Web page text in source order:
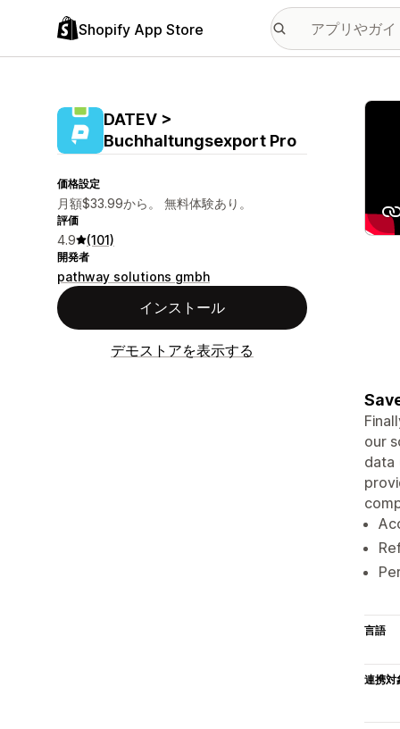
Shopify App Store
DATEV >
Buchhaltungsexport Pro
価格設定
月額$33.99から。 無料体験あり。
評価
4.9 (101)
開発者
pathway solutions gmbh
インストール
デモストアを表示する
特集
our
data
言語
連携対